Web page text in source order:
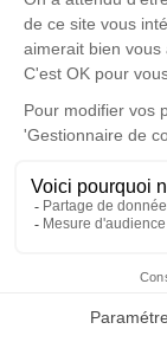
Faire-
disponible ici.
mardi
St
89500